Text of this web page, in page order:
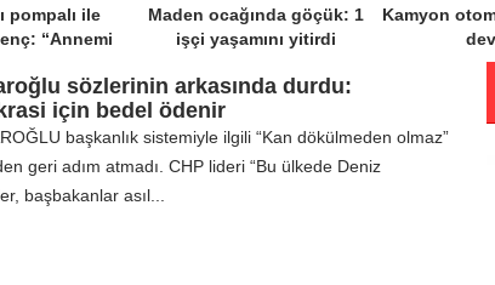
pompalı ile
“Annemi
ettim”
Maden ocağında göçük: 1
işçi yaşamını yitirdi
Kamyon
sözlerinin arkasında durdu:
için bedel ödenir
başkanlık sistemiyle ilgili “Kan dökülmeden olmaz”
geri adım atmadı. CHP lideri “Bu ülkede Deniz
başbakanlar asıl...